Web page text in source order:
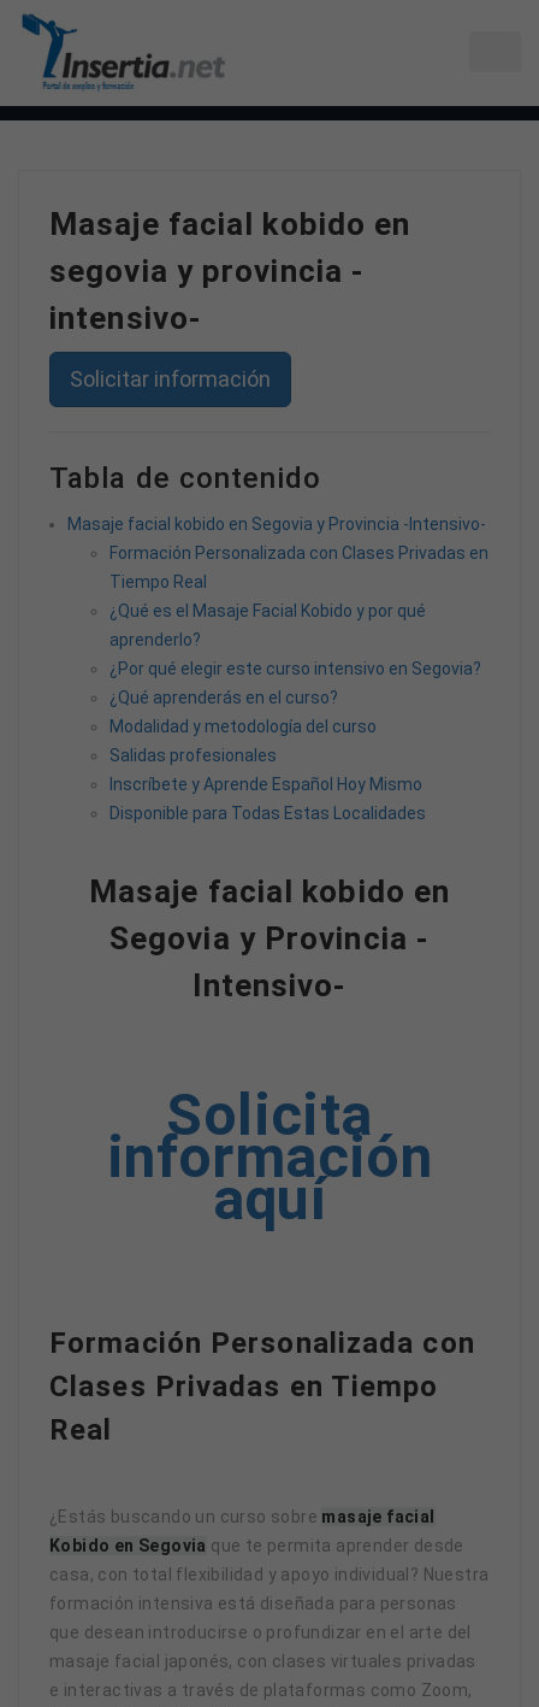
Masaje facial kobido en
segovia y provincia -
intensivo-
Solicitar información
Tabla de contenido
Masaje facial kobido en Segovia y Provincia -Intensivo-
Formación Personalizada con Clases Privadas en
Tiempo Real
¿Qué es el Masaje Facial Kobido y por qué
aprenderlo?
¿Por qué elegir este curso intensivo en Segovia?
¿Qué aprenderás en el curso?
Modalidad y metodología del curso
Salidas profesionales
Inscríbete y Aprende Español Hoy Mismo
Disponible para Todas Estas Localidades
Masaje facial kobido en
Segovia y Provincia -
Intensivo-
Solicita
información
aquí
Formación Personalizada con
Clases Privadas en Tiempo
Real
¿Estás buscando un curso sobre masaje facial
Kobido en Segovia que te permita aprender desde
casa, con total flexibilidad y apoyo individual? Nuestra
formación intensiva está diseñada para personas
que desean introducirse o profundizar en el arte del
masaje facial japonés, con clases virtuales privadas
e interactivas a través de plataformas como Zoom,